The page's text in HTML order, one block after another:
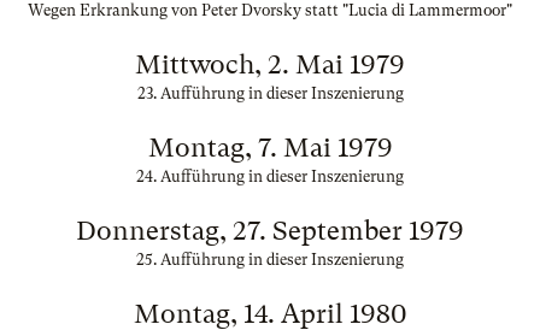
Wegen Erkrankung von Peter Dvorsky statt "Lucia di Lammermoor"
Mittwoch, 2. Mai 1979
23. Aufführung in dieser Inszenierung
Montag, 7. Mai 1979
24. Aufführung in dieser Inszenierung
Donnerstag, 27. September 1979
25. Aufführung in dieser Inszenierung
Montag, 14. April 1980